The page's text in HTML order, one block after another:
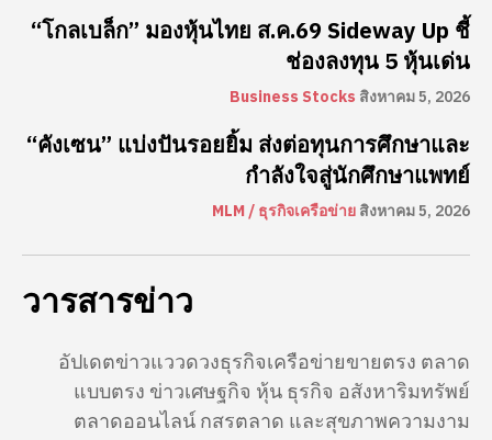
“โกลเบล็ก” มองหุ้นไทย ส.ค.69 Sideway Up ชี้
ช่องลงทุน 5 หุ้นเด่น
Business Stocks สิงหาคม 5, 2026
“คังเซน” แบ่งปันรอยยิ้ม ส่งต่อทุนการศึกษาและ
กำลังใจสู่นักศึกษาแพทย์
MLM / ธุรกิจเครือข่ายสิงหาคม 5, 2026
วารสารข่าว
อัปเดตข่าวแววดวงธุรกิจเครือข่ายขายตรง ตลาด
แบบตรง ข่าวเศษฐกิจ หุ้น ธุรกิจ อสังหาริมทรัพย์
ตลาดออนไลน์ กสรตลาด และสุขภาพความงาม